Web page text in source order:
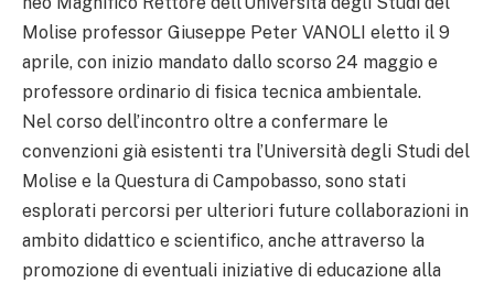
Molise professor Giuseppe Peter VANOLI eletto il 9
aprile, con inizio mandato dallo scorso 24 maggio e
professore ordinario di fisica tecnica ambientale.
Nel corso dell’incontro oltre a confermare le
convenzioni già esistenti tra l’Università degli Studi del
Molise e la Questura di Campobasso, sono stati
esplorati percorsi per ulteriori future collaborazioni in
ambito didattico e scientifico, anche attraverso la
promozione di eventuali iniziative di educazione alla